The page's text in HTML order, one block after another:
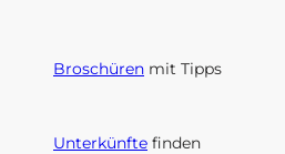
Broschüren mit Tipps
Unterkünfte finden